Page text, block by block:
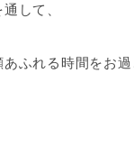
して、
ふれる時間をお